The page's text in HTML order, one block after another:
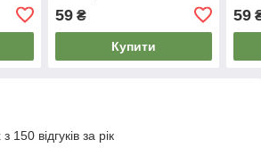
59₴
Купити
59
150 відгуків за рік